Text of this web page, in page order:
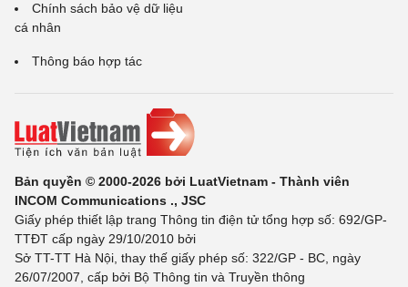
Chính sách bảo vệ dữ liệu
cá nhân
Thông báo hợp tác
Bản quyền © 2000-2026 bởi LuatVietnam - Thành viên
INCOM Communications ., JSC
Giấy phép thiết lập trang Thông tin điện tử tổng hợp số: 692/GP-
TTĐT cấp ngày 29/10/2010 bởi
Sở TT-TT Hà Nội, thay thế giấy phép số: 322/GP - BC, ngày
26/07/2007, cấp bởi Bộ Thông tin và Truyền thông